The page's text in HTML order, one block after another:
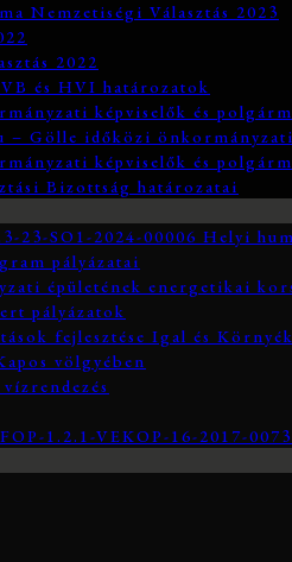
Nemzetiségi Választás 2023
2022
és HVI határozatok
képviselők és
– Gölle időközi
képviselők és
Bizottság határozatai
23-SO1-2024-00006 Helyi
pályázatai
épületének energetikai
pályázatok
fejlesztése Igal és
völgyében
1.2.1-VEKOP-16-2017-